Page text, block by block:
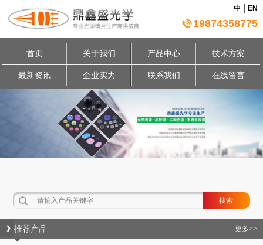
中 |EN
19874358775
首页 关于我们 产品中心 技术方案
最新资讯 企业实力 联系我们 在线留言
更多>>
推荐产品